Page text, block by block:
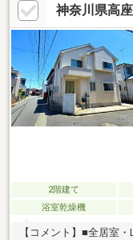
神奈川県高
2階建て
浴室乾燥機
【コメント】■全居室